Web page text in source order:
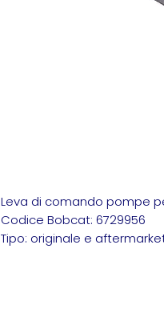
Leva di comando pompe
Codice Bobcat: 6729956
Tipo: originale e